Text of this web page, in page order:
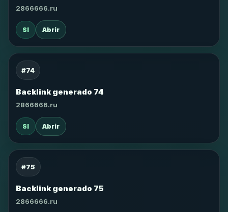
2866666.ru
SI Abrir
#74
Backlink generado 74
2866666.ru
SI Abrir
#75
Backlink generado 75
2866666.ru